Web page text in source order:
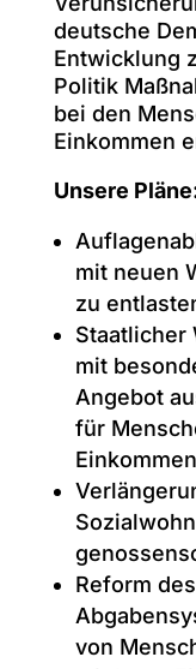
deutsche
Entwicklung
Politik
bei den
Einkommen
Unsere
mit neuen
zu
Staatlicher
mit
Angebot
für
Reform
von